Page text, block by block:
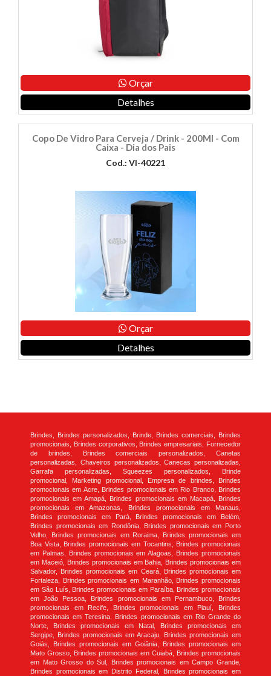
Orçar
Detalhes
Copo De Vidro Para Cerveja / Drink - 200Ml - Com
Caixa - Dia dos Pais
Cod.: VI-40221
Orçar
Detalhes
Brindes, Brindes personalizados, Brinde, Brindes comerciais, Brindes
promocionais, Brindes corporativos, Brindes empresariais, Fornecedor
de brindes, Brindes comerciais personalizados, Canetas
personalizadas, Chaveiros personalizados, Canecas personalizadas,
Garrafa personalizadas, Squeezes personalizados, Brinde
promocional, Marketing promocional, Empresa de brindes, Brindes
promocionais em Acre, Brindes promocionais em Rio Branco, Brindes
promocionais em Amapá, Brindes promocionais em Macapá, Brindes
promocionais em Amazonas, Brindes promocionais em Manaus,
Brindes promocionais em Pará, Brindes promocionais em Belém,
Brindes promocionais em Rondônia, Brindes promocionais em Porto
Velho, Brindes promocionais em Roraima, Brindes promocionais em
Boa Vista, Brindes promocionais em Tocantins, Brindes promocionais
em Palmas, Brindes promocionais em Alagoas, Brindes promocionais
em Maceió, Brindes promocionais em Bahia, Brindes promocionais em
Salvador, Brindes promocionais em Ceará, Brindes promocionais em
Fortaleza, Brindes promocionais em Maranhão, Brindes promocionais
em São Luís, Brindes promocionais em Paraíba, Brindes promocionais
em João Pessoa, Brindes promocionais em Pernambuco, Brindes
promocionais em Recife, Brindes promocionais em Piauí, Brindes
promocionais em Teresina, Brindes promocionais em Rio Grande do
Norte, Brindes promocionais em Natal, Brindes promocionais em
Sergipe, Brindes promocionais em Aracaju, Brindes promocionais em
Goiás, Brindes promocionais em Goiânia, Brindes promocionais em
Mato Grosso, Brindes promocionais em Cuiabá, Brindes promocionais
em Mato Grosso do Sul, Brindes promocionais em Campo Grande,
Brindes promocionais em Distrito Federal, Brindes promocionais em